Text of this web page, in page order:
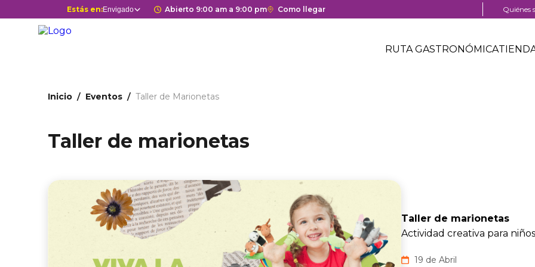
al
contenido
Selector
centros
Estás en:Estás en
Envigado Horario de apertura y cierre del centro comercial.
Abierto 9:00 am a 9:00 pmEnlace
Como llegar
Menú
Quiénes
Header
Menú
RUTA GASTRONÓMICA
Ruta
de
Inicio Eventos Taller de Marionetas
Taller de marionetas
Taller de marionetas
Actividad creativa para
19 de Abril